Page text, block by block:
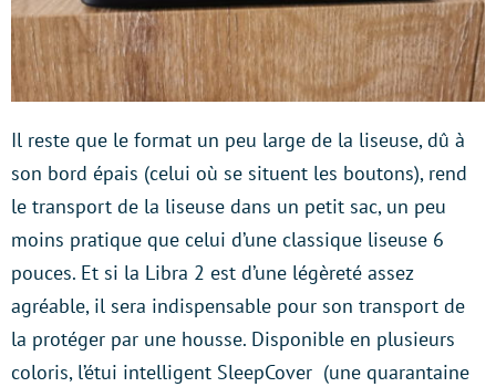
Il reste que le format un peu large de la liseuse, dû à
son bord épais (celui où se situent les boutons), rend
le transport de la liseuse dans un petit sac, un peu
moins pratique que celui d’une classique liseuse 6
pouces. Et si la Libra 2 est d’une légèreté assez
agréable, il sera indispensable pour son transport de
la protéger par une housse. Disponible en plusieurs
coloris, l’étui intelligent SleepCover (une quarantaine